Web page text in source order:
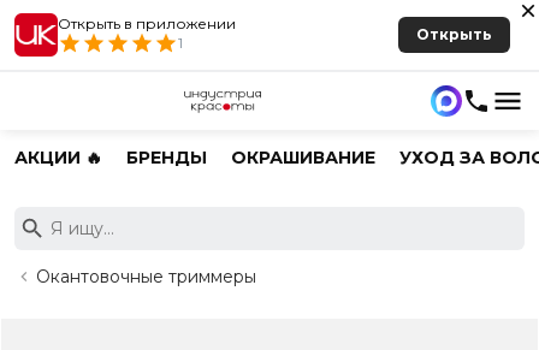
Открыть в приложении
1
Открыть
АКЦИИ 🔥 БРЕНДЫ ОКРАШИВАНИЕ УХОД ЗА
Окантовочные триммеры